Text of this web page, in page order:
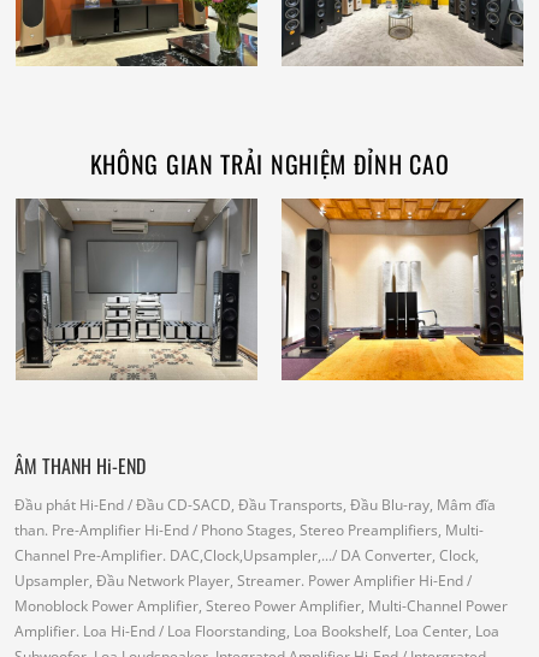
KHÔNG GIAN TRẢI NGHIỆM ĐỈNH CAO
ÂM THANH Hi-END
Đầu phát Hi-End/ Đầu CD-SACD, Đầu Transports, Đầu Blu-ray, Mâm đĩa
than. Pre-Amplifier Hi-End/ Phono Stages, Stereo Preamplifiers, Multi-
Channel Pre-Amplifier. DAC,Clock,Upsampler,.../ DA Converter, Clock,
Upsampler, Đầu Network Player, Streamer. Power Amplifier Hi-End/
Monoblock Power Amplifier, Stereo Power Amplifier, Multi-Channel Power
Amplifier. Loa Hi-End/ Loa Floorstanding, Loa Bookshelf, Loa Center, Loa